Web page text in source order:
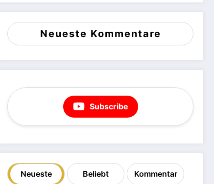
Neueste Kommentare
Subscribe
Neueste Beliebt Kommentar